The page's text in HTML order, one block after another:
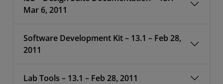
Mar 6, 2011
Software Development Kit – 13.1 – Feb 28,
2011
Lab Tools – 13.1 – Feb 28, 2011